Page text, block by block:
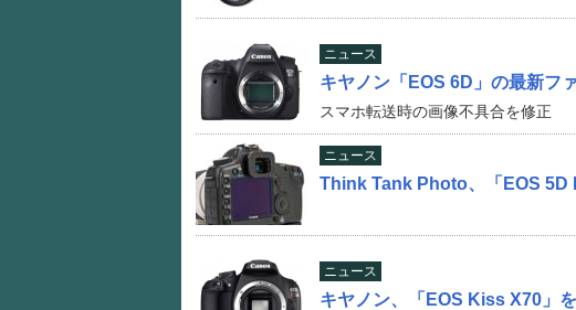
ニュース
キヤノン「EOS 6D」の最新フ
スマホ転送時の画像不具合を修正
ニュース
Think Tank Photo、「EOS 5D
ニュース
キヤノン、「EOS Kiss X70」